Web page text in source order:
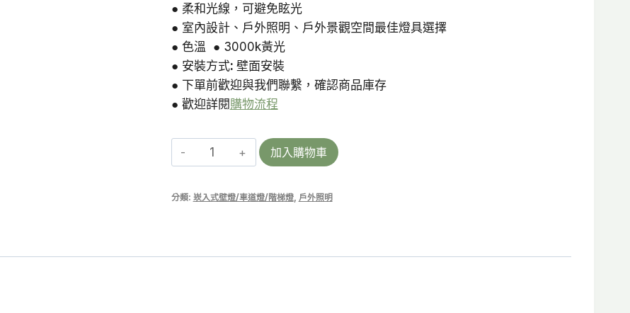
● 柔和光線，可避免眩光
● 室內設計、戶外照明、戶外景觀空間最佳燈具選擇
● 色溫 ● 3000k黃光
● 安裝方式: 壁面安裝
● 下單前歡迎與我們聯繫，確認商品庫存
● 歡迎詳閱購物流程
Brooklyn
H2
戶
入
加入購物車
分類: 崁入式壁燈/車道燈/階梯燈, 戶外照明